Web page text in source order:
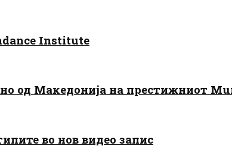
Institute
од Македонија на престижниот
во нов видео запис